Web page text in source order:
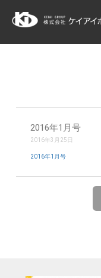
2016年1月号
2016年3月25日
2016年1月号